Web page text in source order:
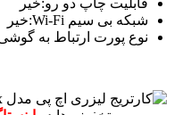
قابلیت چاپ دو رو:خیر
شبکه بی سیم Wi-Fi:خیر
نوع پورت ارتباط به گوشی